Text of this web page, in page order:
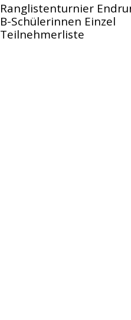
Ranglistenturnier
B-Schülerinnen Einzel
Teilnehmerliste